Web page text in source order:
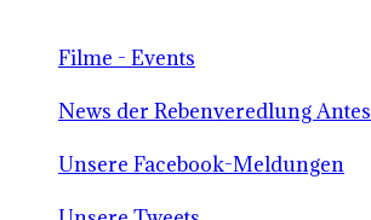
Filme - Events
News der Rebenveredlung Antes
Unsere Facebook-Meldungen